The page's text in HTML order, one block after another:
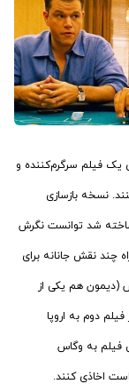
یک فیلم سرگرم‌کننده و
نسخه بازسازی
که در ادامه ساخته شد توانست نگرش
چند نقش جانانه برای
(دیمون هم یکی از
دوم به اروپا
فیلم به وگاس
اخاذی کنند.